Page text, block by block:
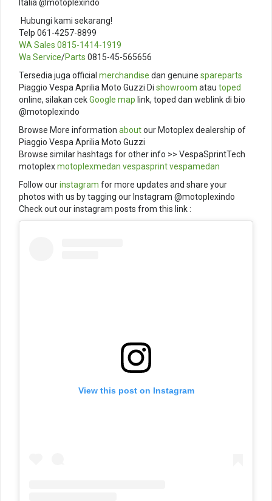
Italia @motoplexindo
️ Hubungi kami sekarang!
Telp 061-4257-8899
WA Sales 0815-1414-1919
Wa Service/Parts 0815-45-565656
Tersedia juga official merchandise dan genuine spareparts
Piaggio Vespa Aprilia Moto Guzzi Di showroom atau toped
online, silakan cekGoogle map link, toped dan weblink di bio
@motoplexindo
Browse More information aboutour Motoplex dealership of
Piaggio Vespa Aprilia Moto Guzzi
Browse similar hashtags for other info >> VespaSprintTech
motoplexmotoplexmedan vespasprintvespamedan
Follow ourinstagram for more updates and share your
photos with us by tagging our Instagram @motoplexindo
Check out our instagram posts from this link :
View this post on Instagram